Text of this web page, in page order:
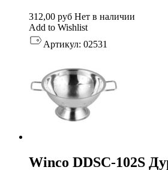
312,00 руб Нет в наличии
Add to Wishlist
Артикул: 02531
Winco DDSC-102S